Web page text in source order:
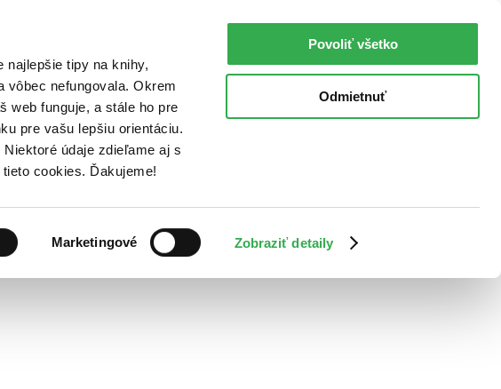
najlepšie tipy na knihy,
vôbec nefungovala. Okrem
web funguje, a stále ho pre
pre vašu lepšiu orientáciu.
údaje zdieľame aj s
cookies. Ďakujeme!
Marketingové Zobraziť detaily
Povoliť všetko
Odmietnuť